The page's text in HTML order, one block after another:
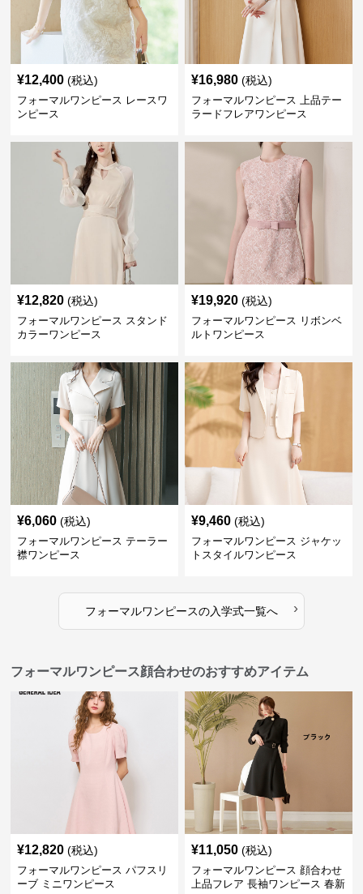
¥12,400 (税込)
フォーマルワンピース レースワ
ンピース
¥16,980 (税込)
フォーマルワンピース 上品テー
ラードフレアワンピース
¥12,820 (税込)
フォーマルワンピース スタンド
カラーワンピース
¥19,920 (税込)
フォーマルワンピース リボンベ
ルトワンピース
¥6,060 (税込)
フォーマルワンピース テーラー
襟ワンピース
¥9,460 (税込)
フォーマルワンピース ジャケッ
トスタイルワンピース
フォーマルワンピースの入学式一覧へ ›
フォーマルワンピース顔合わせのおすすめアイテム
¥12,820 (税込)
フォーマルワンピース パフスリ
ーブ ミニワンピース
¥11,050 (税込)
フォーマルワンピース 顔合わせ
上品フレア 長袖ワンピース 春新